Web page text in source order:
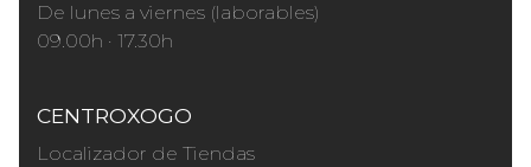
De lunes a viernes (laborables)
09.00h · 17.30h
CENTROXOGO
Localizador de Tiendas